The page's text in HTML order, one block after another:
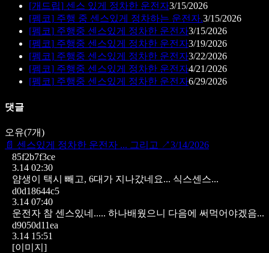
[개드립] 센스 있게 정차한 운전자3/15/2026
[펨코] 주행 중 센스있게 정차하는 운전자.3/15/2026
[펨코] 주행중 센스있게 정차한 운전자3/15/2026
[펨코] 주행중 센스있게 정차한 운전자3/19/2026
[펨코] 주행중 센스있게 정차한 운전자3/22/2026
[펨코] 주행중 센스있게 정차한 운전자4/21/2026
[펨코] 주행중 센스있게 정차한 운전자6/29/2026
댓글
오유(7개)
📄 센스있게 정차한 운전자 ... 그리고 ↗3/14/2026
85f2b7f3ce
3.14 02:30
얌생이 택시 빼고, 6대가 지나갔네요... 식스센스...
d0d18644c5
3.14 07:40
운전자 참 센스있네..... 하나배웠으니 다음에 써먹어야겠음...
d9050d11ea
3.14 15:51
[이미지]